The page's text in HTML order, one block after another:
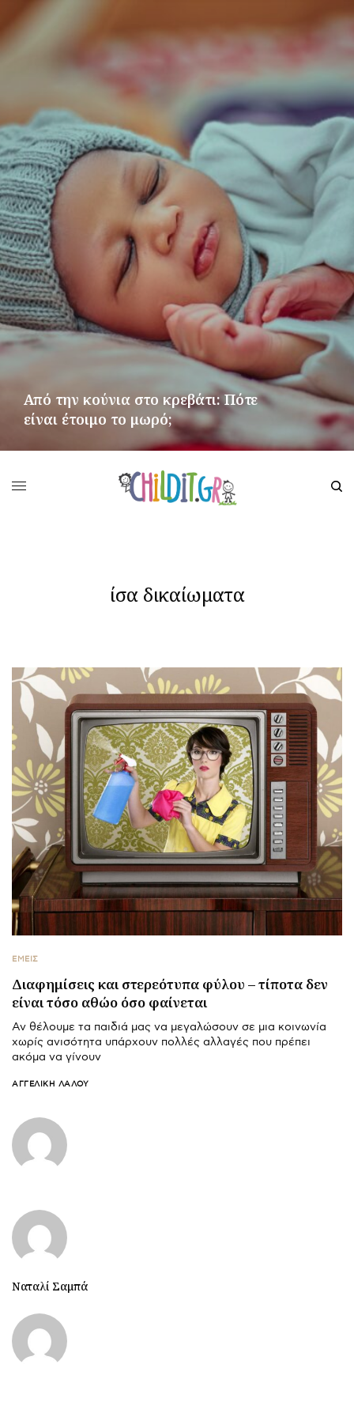
Από την κούνια στο κρεβάτι: Πότε
είναι έτοιμο το μωρό;
ίσα δικαίωματα
ΕΜΕΙΣ
Διαφημίσεις και στερεότυπα φύλου – τίποτα δεν
είναι τόσο αθώο όσο φαίνεται
Αν θέλουμε τα παιδιά μας να μεγαλώσουν σε μια κοινωνία
χωρίς ανισότητα υπάρχουν πολλές αλλαγές που πρέπει
ακόμα να γίνουν
ΑΓΓΕΛΙΚΉ ΛΆΛΟΥ
Ναταλί Σαμπά